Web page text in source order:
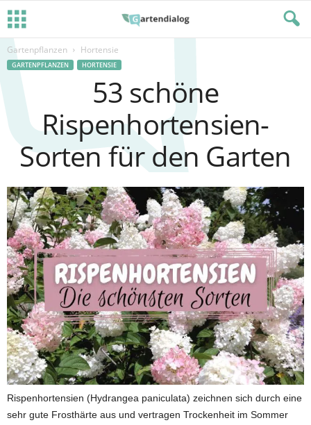
Gartenpflanzen Hortensie
GARTENPFLANZEN HORTENSIE
53 schöne
Rispenhortensien-
Sorten für den Garten
Rispenhortensien (Hydrangea paniculata) zeichnen sich durch eine
sehr gute Frosthärte aus und vertragen Trockenheit im Sommer